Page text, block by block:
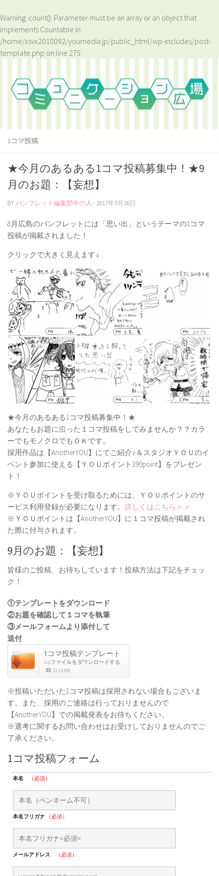
Warning: count(): Parameter must be an array or an object that
implements Countable in
/home/xsvx2010092/youmedia.jp/public_html/wp-includes/post-
template.php on line 275
1コマ投稿
★今月のあるある1コマ投稿募集中！★9
月のお題：【妄想】
BYパンフレット編集部中の人 · 2017年9月26日
8月広島のパンフレットには「思い出」というテーマの1コマ
投稿が掲載されました！
クリックで大きく見えます↓
★今月のあるある1コマ投稿募集中！★
あなたもお題に沿った１コマ投稿をしてみませんか？？カラ
ーでもモノクロでもＯＫです。
採用作品は【AnotherYOU】にてご紹介♪＆スタジオＹＯＵのイ
ベント参加に使える【ＹＯＵポイント390point】をプレゼン
ト！
※ＹＯＵポイントを受け取るためには、ＹＯＵポイントのサ
ービス利用登録が必要になります。 詳しくはこちら＞＞
※ＹＯＵポイントは【AnotherYOU】に１コマ投稿が掲載され
た際に付与されます。
9月のお題：【妄想】
皆様のご投稿、お待ちしています！投稿方法は下記をチェッ
ク！
①テンプレートをダウンロード
②お題を確認して１コマを執筆
③メールフォームより添付して
送付
1コマ投稿テンプレート
zipファイルをダウンロードする
32.15 KB
※投稿いただいた1コマ投稿は採用されない場合もございま
す。また、採用のご連絡は行っておりませんので
【AnotherYOU】での掲載発表をお待ちください。
※選考に関するお問い合わせはお受けしておりませんのでご
了承ください。
1コマ投稿フォーム
本名 （必須）
本名フリガナ （必須）
メールアドレス （必須）